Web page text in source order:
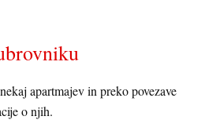
apartmajev in preko povezave
o njih.